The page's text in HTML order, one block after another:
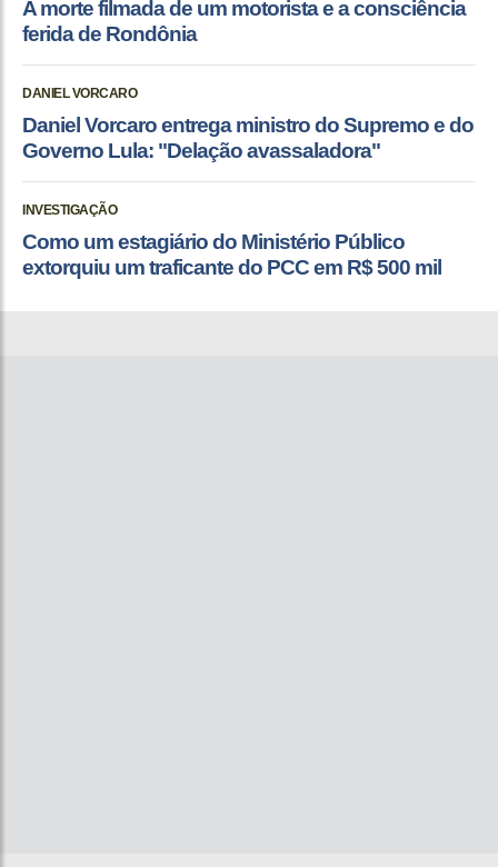
A morte filmada de um motorista e a consciência
ferida de Rondônia
DANIEL VORCARO
Daniel Vorcaro entrega ministro do Supremo e do
Governo Lula: "Delação avassaladora"
INVESTIGAÇÃO
Como um estagiário do Ministério Público
extorquiu um traficante do PCC em R$ 500 mil